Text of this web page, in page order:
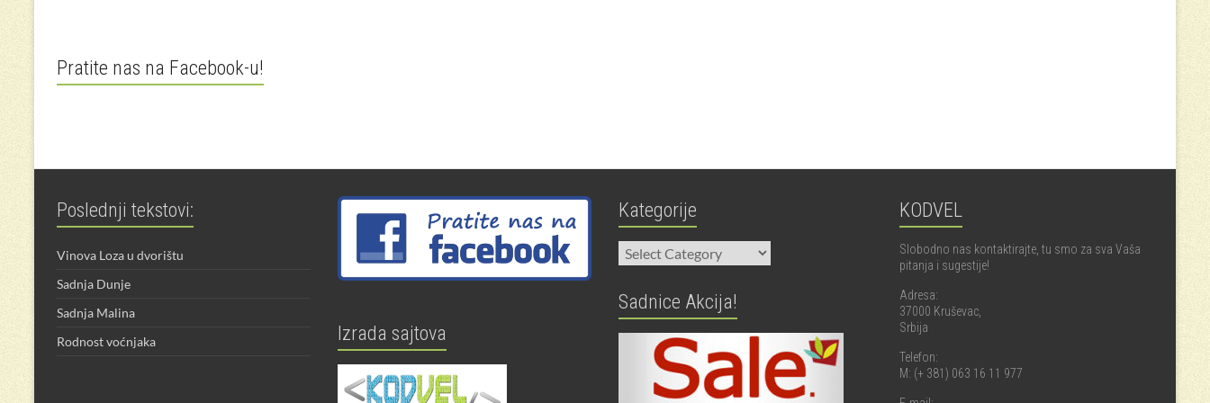
Pratite nas na Facebook-u!
Poslednji tekstovi:
Vinova Loza u dvorištu
Sadnja Dunje
Sadnja Malina
Rodnost voćnjaka
Izrada sajtova
Kategorije
Kategorije
Sadnice Akcija!
KODVEL
Slobodno nas kontaktirajte, tu smo za sva Vaša
pitanja i sugestije!
Adresa:
37000 Kruševac,
Srbija
Telefon:
M: (+ 381) 063 16 11 977